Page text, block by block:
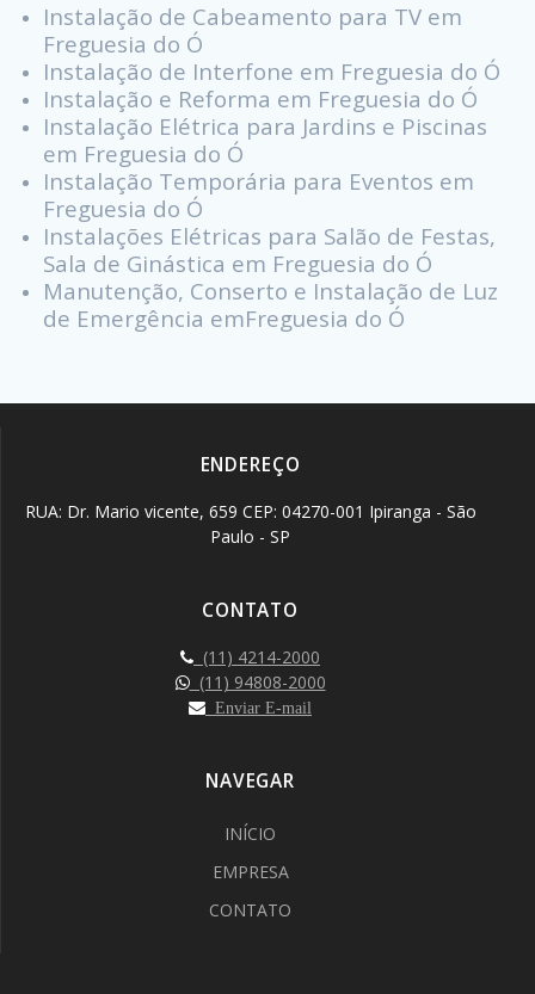
Instalação de Cabeamento para TV em
Freguesia do Ó
Instalação de Interfone em Freguesia do Ó
Instalação e Reforma em Freguesia do Ó
Instalação Elétrica para Jardins e Piscinas
em Freguesia do Ó
Instalação Temporária para Eventos em
Freguesia do Ó
Instalações Elétricas para Salão de Festas,
Sala de Ginástica em Freguesia do Ó
Manutenção, Conserto e Instalação de Luz
de Emergência emFreguesia do Ó
ENDEREÇO
RUA: Dr. Mario vicente, 659 CEP: 04270-001 Ipiranga - São
Paulo - SP
CONTATO
(11) 4214-2000
(11) 94808-2000
Enviar E-mail
NAVEGAR
INÍCIO
EMPRESA
CONTATO